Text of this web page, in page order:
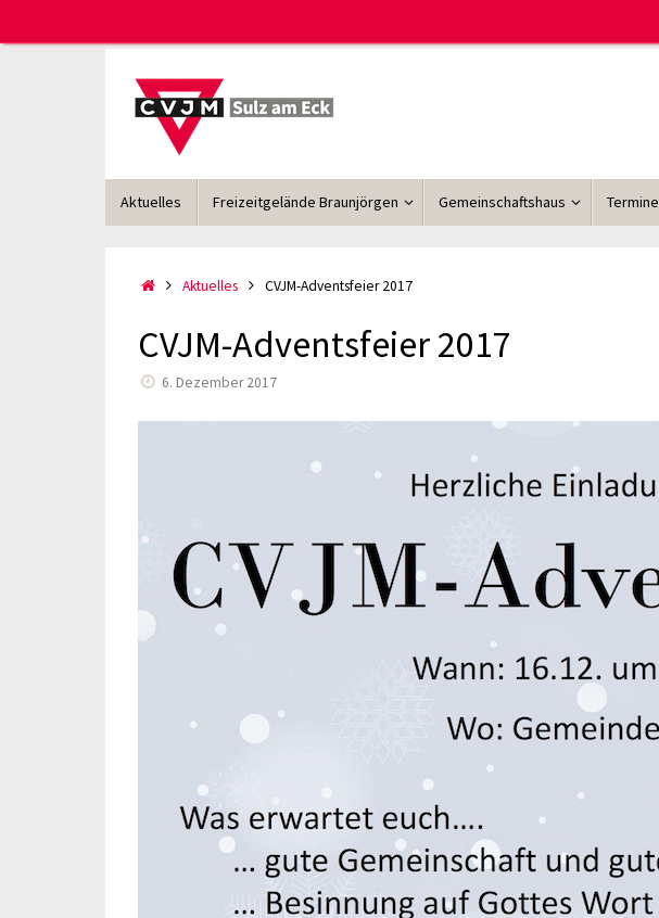
Inhalt
Inhalt
Aktuelles Freizeitgelände Braunjörgen Gemeinschaftshaus Termine
StartAktuelles CVJM-Adventsfeier 2017
CVJM-Adventsfeier 2017
6. Dezember 2017